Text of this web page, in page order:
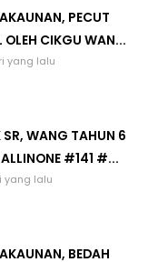
PECUT
OLEH CIKGU WAN...
yang lalu
WANG TAHUN 6
#141 #...
yang lalu
BEDAH